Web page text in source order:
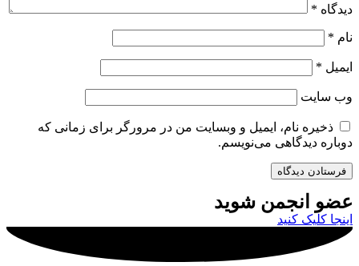
دیدگاه *
نام *
ایمیل *
وب‌ سایت
ذخیره نام، ایمیل و وبسایت من در مرورگر برای زمانی که
دوباره دیدگاهی می‌نویسم.
عضو انجمن شوید
اینجا کلیک کنید